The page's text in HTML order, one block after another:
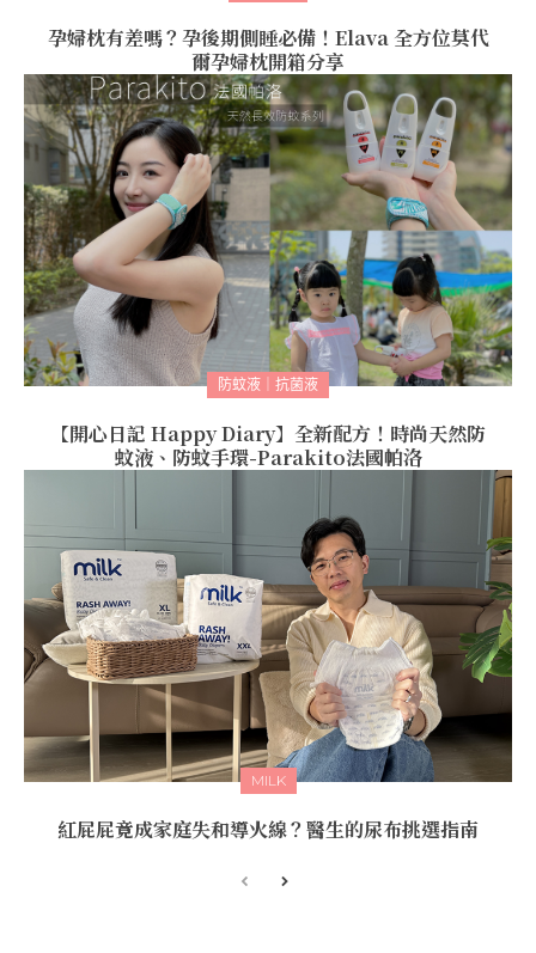
孕婦枕有差嗎？孕後期側睡必備！Elava 全方位莫代
爾孕婦枕開箱分享
防蚊液｜抗菌液
【開心日記 Happy Diary】全新配方！時尚天然防
蚊液、防蚊手環-Parakito法國帕洛
MILK
紅屁屁竟成家庭失和導火線？醫生的尿布挑選指南